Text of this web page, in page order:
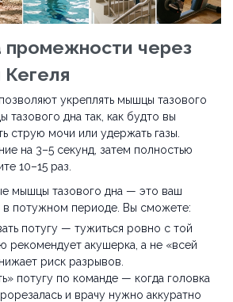
промежности через
укреплять мышцы тазового
тазового дна так, как будто вы
струю мочи или удержать газы.
на 3–5 секунд, затем полностью
10–15 раз.
мышцы тазового дна — это ваш
в потужном периоде. Вы сможете:
потугу — тужиться ровно с той
рекомендует акушерка, а не «всей
риск разрывов.
потугу по команде — когда головка
и врачу нужно аккуратно